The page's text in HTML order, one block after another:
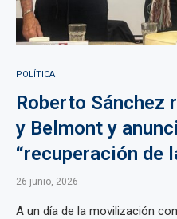
POLÍTICA
Roberto Sánchez
y Belmont y
“recuperación de
26 junio, 2026
A un día de la movilización